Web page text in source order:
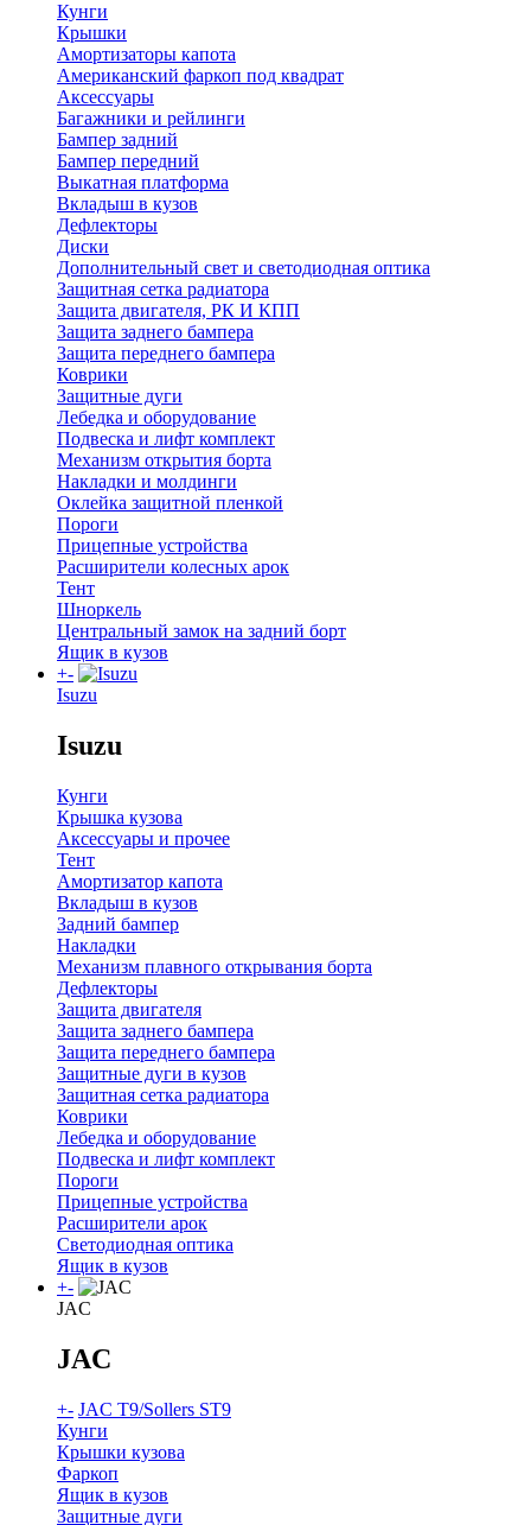
Кунги
Крышки
Амортизаторы капота
Американский фаркоп под квадрат
Аксессуары
Багажники и рейлинги
Бампер задний
Бампер передний
Выкатная платформа
Вкладыш в кузов
Дефлекторы
Диски
Дополнительный свет и светодиодная оптика
Защитная сетка радиатора
Защита двигателя, РК И КПП
Защита заднего бампера
Защита переднего бампера
Коврики
Защитные дуги
Лебедка и оборудование
Подвеска и лифт комплект
Механизм открытия борта
Накладки и молдинги
Оклейка защитной пленкой
Пороги
Прицепные устройства
Расширители колесных арок
Тент
Шноркель
Центральный замок на задний борт
Ящик в кузов
+-
Isuzu
Isuzu
Кунги
Крышка кузова
Аксессуары и прочее
Тент
Амортизатор капота
Вкладыш в кузов
Задний бампер
Накладки
Механизм плавного открывания борта
Дефлекторы
Защита двигателя
Защита заднего бампера
Защита переднего бампера
Защитные дуги в кузов
Защитная сетка радиатора
Коврики
Лебедка и оборудование
Подвеска и лифт комплект
Пороги
Прицепные устройства
Расширители арок
Светодиодная оптика
Ящик в кузов
+-
JAC
JAC
+- JAC T9/Sollers ST9
Кунги
Крышки кузова
Фаркоп
Ящик в кузов
Защитные дуги